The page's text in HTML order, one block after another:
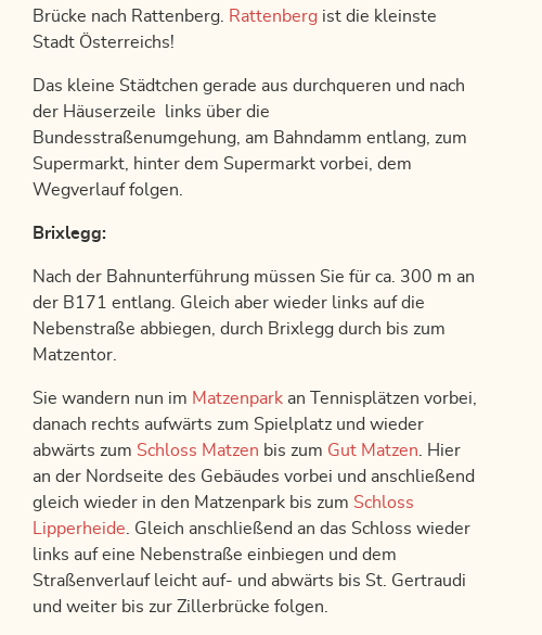
Brücke nach Rattenberg.
Rattenberg ist die kleinste
Stadt Österreichs!
Das kleine Städtchen gerade aus durchqueren und nach
der Häuserzeile links über die
Bundesstraßenumgehung, am Bahndamm entlang, zum
Supermarkt, hinter dem Supermarkt vorbei, dem
Wegverlauf folgen.
Brixlegg:
Nach der Bahnunterführung müssen Sie für ca. 300 m an
der B171 entlang. Gleich aber wieder links auf die
Nebenstraße abbiegen, durch Brixlegg durch bis zum
Matzentor.
Sie wandern nun im Matzenpark an Tennisplätzen vorbei,
danach rechts aufwärts zum Spielplatz und wieder
abwärts zum Schloss Matzen bis zum Gut Matzen . Hier
an der Nordseite des Gebäudes vorbei und anschließend
gleich wieder in den Matzenpark bis zum Schloss
Lipperheide . Gleich anschließend an das Schloss wieder
links auf eine Nebenstraße einbiegen und dem
Straßenverlauf leicht auf- und abwärts bis St. Gertraudi
und weiter bis zur Zillerbrücke folgen.